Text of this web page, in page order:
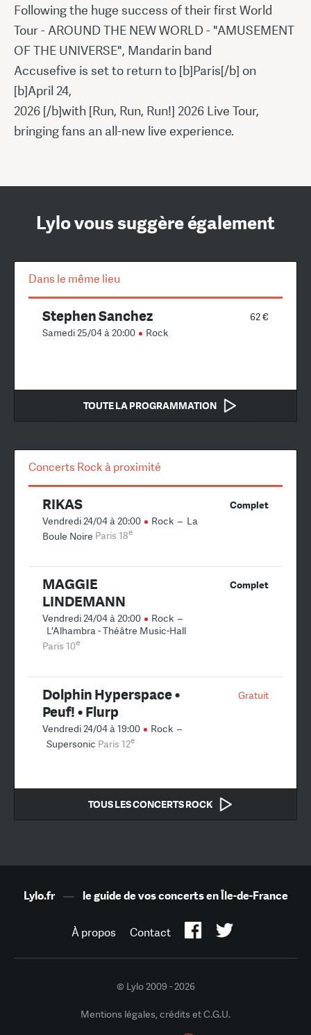
Following the huge success of their first World
Tour - AROUND THE NEW WORLD - "AMUSEMENT
OF THE UNIVERSE", Mandarin band
Accusefive is set to return to [b]Paris[/b] on
[b]April 24,
2026 [/b]with [Run, Run, Run!] 2026 Live Tour,
bringing fans an all-new live experience.
Lylo vous suggère également
Dans le même lieu
62 €
Stephen Sanchez
Samedi 25/04 à 20:00 Rock
TOUTE LA PROGRAMMATION
Concerts Rock à proximité
Complet
RIKAS
Vendredi 24/04 à 20:00 Rock – La
Boule Noire Paris 18e
Complet
MAGGIE
LINDEMANN
Vendredi 24/04 à 20:00 Rock –
L'Alhambra - Théâtre Music-Hall
Paris 10e
Gratuit
Dolphin Hyperspace •
Peuf! • Flurp
Vendredi 24/04 à 19:00 Rock –
Supersonic Paris 12e
TOUS LES CONCERTS ROCK
Lylo.fr— le guide de vos concerts en Île-de-France
À propos Contact
© Lylo 2009 - 2026
Mentions légales, crédits et C.G.U.